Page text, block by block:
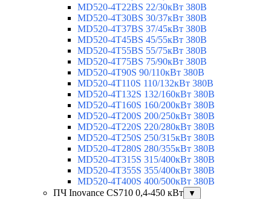
MD520-4T22BS 22/30кВт 380В
MD520-4T30BS 30/37кВт 380В
MD520-4T37BS 37/45кВт 380В
MD520-4T45BS 45/55кВт 380В
MD520-4T55BS 55/75кВт 380В
MD520-4T75BS 75/90кВт 380В
MD520-4T90S 90/110кВт 380В
MD520-4T110S 110/132кВт 380В
MD520-4T132S 132/160кВт 380В
MD520-4T160S 160/200кВт 380В
MD520-4T200S 200/250кВт 380В
MD520-4T220S 220/280кВт 380В
MD520-4T250S 250/315кВт 380В
MD520-4T280S 280/355кВт 380В
MD520-4T315S 315/400кВт 380В
MD520-4T355S 355/400кВт 380В
MD520-4T400S 400/500кВт 380В
ПЧ Inovance CS710 0,4-450 кВт
▼